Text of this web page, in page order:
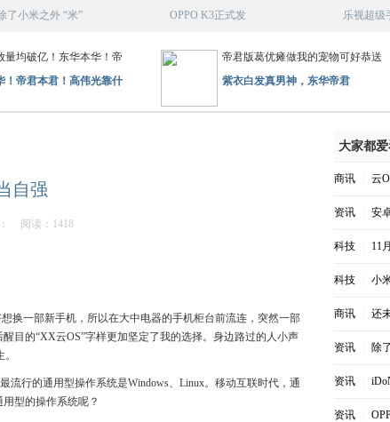
了小米之外 “米”
OPPO K3正式发
乐视超级
量均破亿！东华本华！帝
！帝君本君！高伟光靠什
帝君版葛优瘫做我的宠物可好恭送
紫衣白发真男神，东华帝君
自强
阅读：1418
换一部新手机，所以在大中电器的手机柜台前流连，突然一部
目的“XX云OS”字样更加坚定了我的选择。身边路过的人小声
流行的通用型操作系统是Windows、Linux。移动互联时代，通
型的操作系统呢？
大家都
商讯 云
资讯 安
科技 11
科技 小
商讯 还
资讯 除
资讯
资讯